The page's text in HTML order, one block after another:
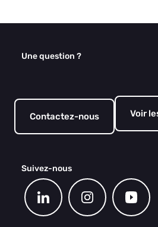
Une question ?
Contactez-nous Voir
Suivez-nous